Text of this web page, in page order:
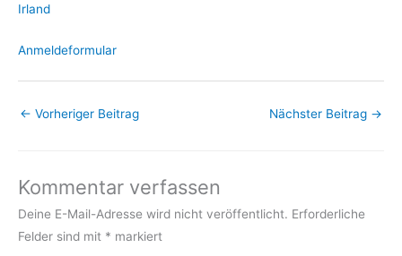
Irland
Anmeldeformular
← Vorheriger Beitrag Nächster Beitrag →
Kommentar verfassen
Deine E-Mail-Adresse wird nicht veröffentlicht. Erforderliche
Felder sind mit * markiert